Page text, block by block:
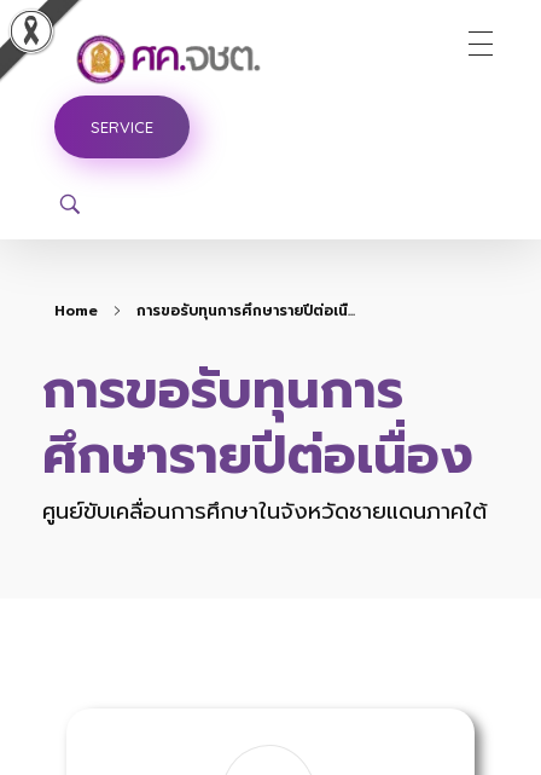
ศูนย์ขับเคลื่อนการศึกษาในจังหวัดชายแดนภาคใต้
SERVICE
Home การขอรับทุนการศึกษารายปีต่อเนื...
การขอรับทุนการ
ศึกษารายปีต่อเนื่อง
ศูนย์ขับเคลื่อนการศึกษาในจังหวัดชายแดนภาคใต้